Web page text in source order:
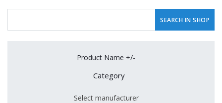
Product Name +/-
Category
Select manufacturer